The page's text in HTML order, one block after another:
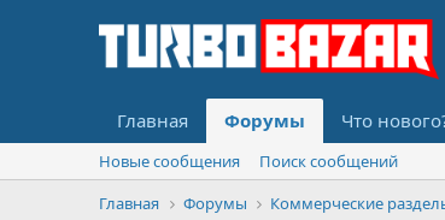
Главная Форумы Что
Новые сообщения
Поиск сообщений
Главная
Форумы Коммерческие